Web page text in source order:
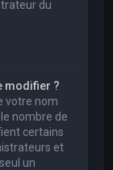
du
modifier ?
votre nom
nombre de
certains
et
un